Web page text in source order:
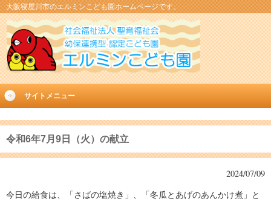
大阪寝屋川市のエルミンこども園ホームページです。
サイトメニュー
令和6年7月9日（火）の献立
2024/07/09
今日の給食は、「さばの塩焼き」、「冬瓜とあげのあんかけ煮」と